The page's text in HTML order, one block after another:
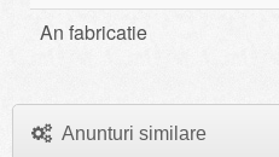
An fabricatie
Anunturi similare